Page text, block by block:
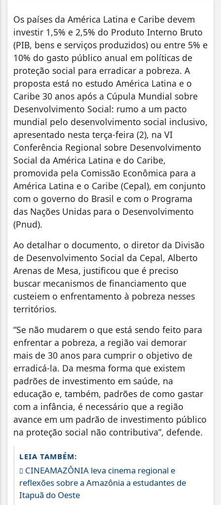
Os países da América Latina e Caribe devem
investir 1,5% e 2,5% do Produto Interno Bruto
(PIB, bens e serviços produzidos) ou entre 5% e
10% do gasto público anual em políticas de
proteção social para erradicar a pobreza. A
proposta está no estudo América Latina e o
Caribe 30 anos após a Cúpula Mundial sobre
Desenvolvimento Social: rumo a um pacto
mundial pelo desenvolvimento social inclusivo,
apresentado nesta terça-feira (2), na VI
Conferência Regional sobre Desenvolvimento
Social da América Latina e do Caribe,
promovida pela Comissão Econômica para a
América Latina e o Caribe (Cepal), em conjunto
com o governo do Brasil e com o Programa
das Nações Unidas para o Desenvolvimento
(Pnud).
Ao detalhar o documento, o diretor da Divisão
de Desenvolvimento Social da Cepal, Alberto
Arenas de Mesa, justificou que é preciso
buscar mecanismos de financiamento que
custeiem o enfrentamento à pobreza nesses
territórios.
“Se não mudarem o que está sendo feito para
enfrentar a pobreza, a região vai demorar
mais de 30 anos para cumprir o objetivo de
erradicá-la. Da mesma forma que existem
padrões de investimento em saúde, na
educação e, também, padrões de como gastar
com a infância, é necessário que a região
avance em um padrão de investimento público
na proteção social não contributiva”, defende.
LEIA TAMBÉM:
CINEAMAZÔNIA leva cinema regional e
reflexões sobre a Amazônia a estudantes de
Itapuã do Oeste